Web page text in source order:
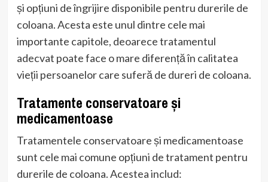
și opțiuni de îngrijire disponibile pentru durerile de
coloana. Acesta este unul dintre cele mai
importante capitole, deoarece tratamentul
adecvat poate face o mare diferență în calitatea
vieții persoanelor care suferă de dureri de coloana.
Tratamente conservatoare și
medicamentoase
Tratamentele conservatoare și medicamentoase
sunt cele mai comune opțiuni de tratament pentru
durerile de coloana. Acestea includ: